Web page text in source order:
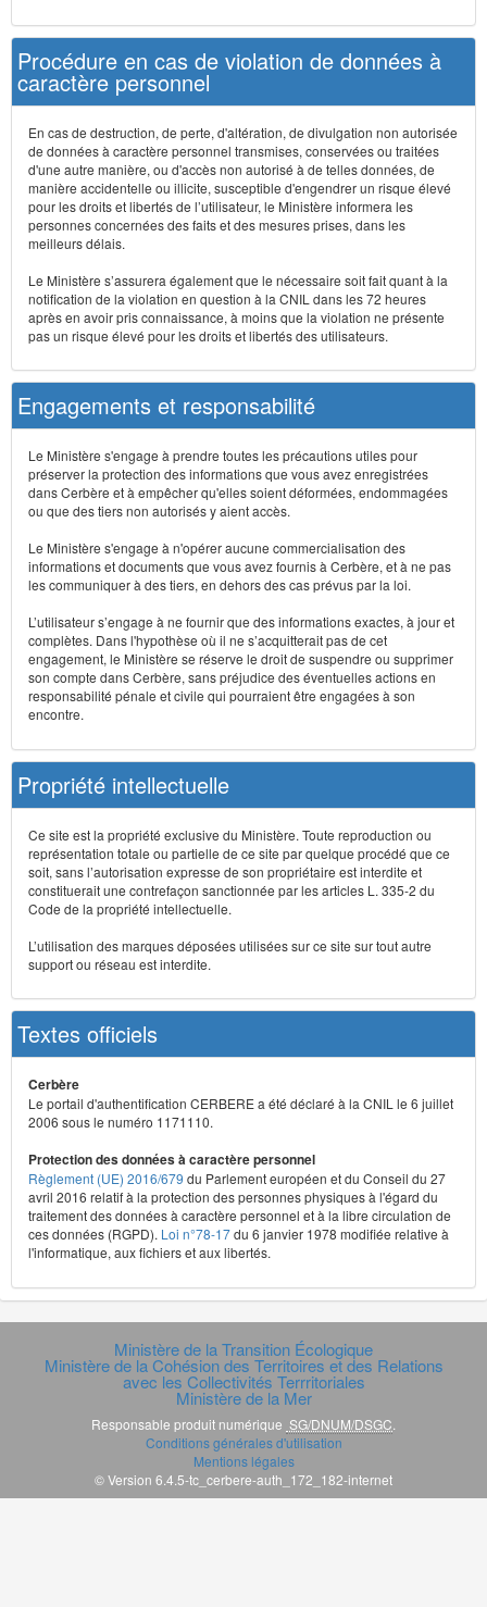
Procédure en cas de violation de données à
caractère personnel
En cas de destruction, de perte, d'altération, de divulgation non autorisée
de données à caractère personnel transmises, conservées ou traitées
d'une autre manière, ou d'accès non autorisé à de telles données, de
manière accidentelle ou illicite, susceptible d'engendrer un risque élevé
pour les droits et libertés de l’utilisateur, le Ministère informera les
personnes concernées des faits et des mesures prises, dans les
meilleurs délais.
Le Ministère s’assurera également que le nécessaire soit fait quant à la
notification de la violation en question à la CNIL dans les 72 heures
après en avoir pris connaissance, à moins que la violation ne présente
pas un risque élevé pour les droits et libertés des utilisateurs.
Engagements et responsabilité
Le Ministère s'engage à prendre toutes les précautions utiles pour
préserver la protection des informations que vous avez enregistrées
dans Cerbère et à empêcher qu'elles soient déformées, endommagées
ou que des tiers non autorisés y aient accès.
Le Ministère s'engage à n'opérer aucune commercialisation des
informations et documents que vous avez fournis à Cerbère, et à ne pas
les communiquer à des tiers, en dehors des cas prévus par la loi.
L’utilisateur s’engage à ne fournir que des informations exactes, à jour et
complètes. Dans l'hypothèse où il ne s’acquitterait pas de cet
engagement, le Ministère se réserve le droit de suspendre ou supprimer
son compte dans Cerbère, sans préjudice des éventuelles actions en
responsabilité pénale et civile qui pourraient être engagées à son
encontre.
Propriété intellectuelle
Ce site est la propriété exclusive du Ministère. Toute reproduction ou
représentation totale ou partielle de ce site par quelque procédé que ce
soit, sans l’autorisation expresse de son propriétaire est interdite et
constituerait une contrefaçon sanctionnée par les articles L. 335-2 du
Code de la propriété intellectuelle.
L’utilisation des marques déposées utilisées sur ce site sur tout autre
support ou réseau est interdite.
Textes officiels
Cerbère
Le portail d'authentification CERBERE a été déclaré à la CNIL le 6 juillet
2006 sous le numéro 1171110.
Protection des données à caractère personnel
Règlement (UE) 2016/679 du Parlement européen et du Conseil du 27
avril 2016 relatif à la protection des personnes physiques à l'égard du
traitement des données à caractère personnel et à la libre circulation de
ces données (RGPD). Loi n°78-17du 6 janvier 1978 modifiée relative à
l'informatique, aux fichiers et aux libertés.
Ministère de la Transition Écologique
Ministère de la Cohésion des Territoires et des Relations
avec les Collectivités Terrritoriales
Ministère de la Mer
Responsable produit numérique SG/DNUM/DSGC
Conditions générales d'utilisation
Mentions légales
© Version 6.4.5-tc_cerbere-auth_172_182-internet